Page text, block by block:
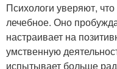
Психологи уверяют,
лечебное. Оно
настраивает на
умственную
испытывает больше